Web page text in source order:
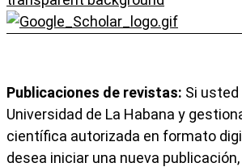
Publicaciones de revistas: Si
Universidad de La Habana y
científica autorizada en formato
desea iniciar una nueva